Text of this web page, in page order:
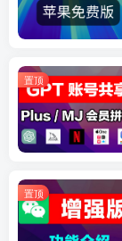
置顶
置顶